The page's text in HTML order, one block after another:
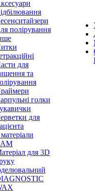
полірування
для
та
голки
для
для 3D